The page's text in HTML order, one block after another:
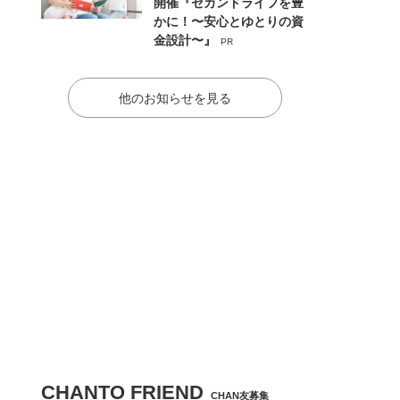
かに！〜安心とゆとりの資
金設計〜』
PR
他のお知らせを見る
CHANTO FRIEND CHAN友募集